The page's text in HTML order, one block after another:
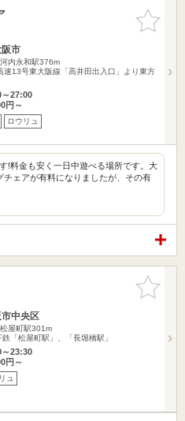
お気に入
りに追加
市
河内永和駅376m
速13号東大阪線「高井田出入口」より東方
27:00
円～
ロウリュ
!料金も安く一日中遊べる場所です。大
チェアが有料になりましたが、その有
お気に入
りに追加
中央区
松屋町駅301m
「松屋町駅」、「長堀橋駅」
23:30
円～
ュ